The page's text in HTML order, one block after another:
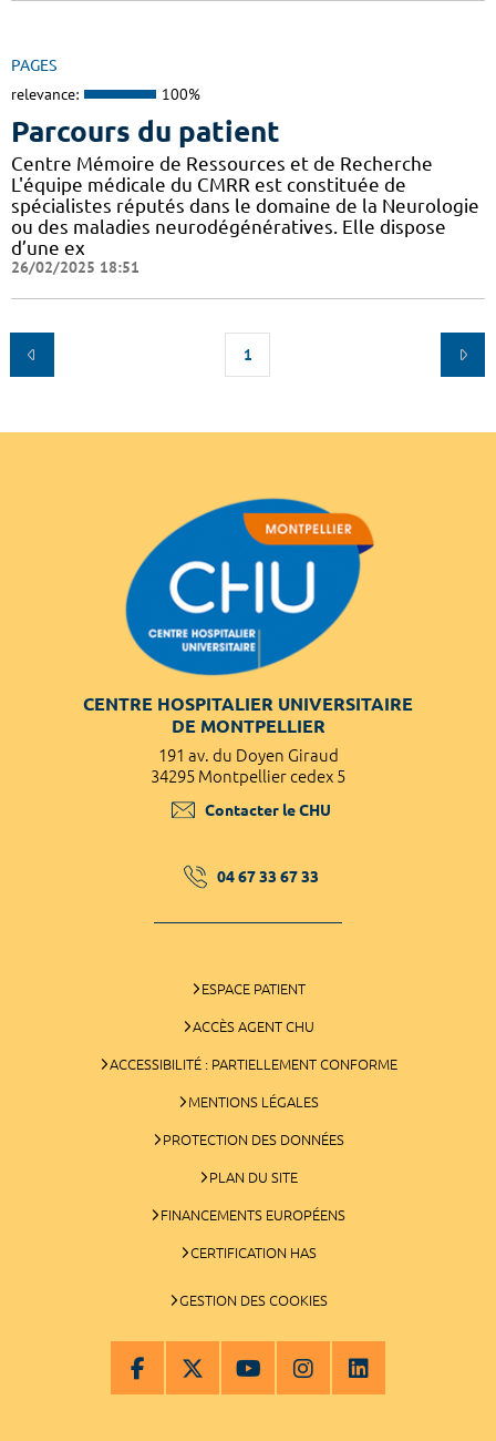
PAGES
relevance: 100%
Parcours du patient
Centre Mémoire de Ressources et de Recherche
L'équipe médicale du CMRR est constituée de
spécialistes réputés dans le domaine de la Neurologie
ou des maladies neurodégénératives. Elle dispose
d’une ex
26/02/2025 18:51
1
CENTRE HOSPITALIER UNIVERSITAIRE
DE MONTPELLIER
191 av. du Doyen Giraud
34295 Montpellier cedex 5
Contacter le CHU
04 67 33 67 33
ESPACE PATIENT
ACCÈS AGENT CHU
ACCESSIBILITÉ : PARTIELLEMENT CONFORME
MENTIONS LÉGALES
PROTECTION DES DONNÉES
PLAN DU SITE
FINANCEMENTS EUROPÉENS
CERTIFICATION HAS
GESTION DES COOKIES